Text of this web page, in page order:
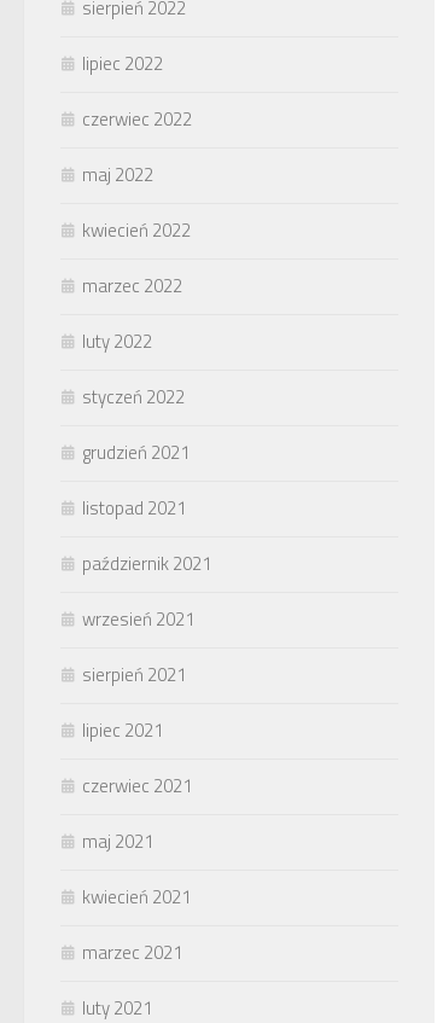
sierpień 2022
lipiec 2022
czerwiec 2022
maj 2022
kwiecień 2022
marzec 2022
luty 2022
styczeń 2022
grudzień 2021
listopad 2021
październik 2021
wrzesień 2021
sierpień 2021
lipiec 2021
czerwiec 2021
maj 2021
kwiecień 2021
marzec 2021
luty 2021